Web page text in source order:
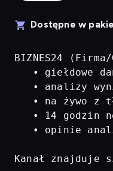
Dostępne w
BIZNES24
• giełdowe
• analizy
• na żywo z
• 14 godzin
• opinie
Kanał znajduje